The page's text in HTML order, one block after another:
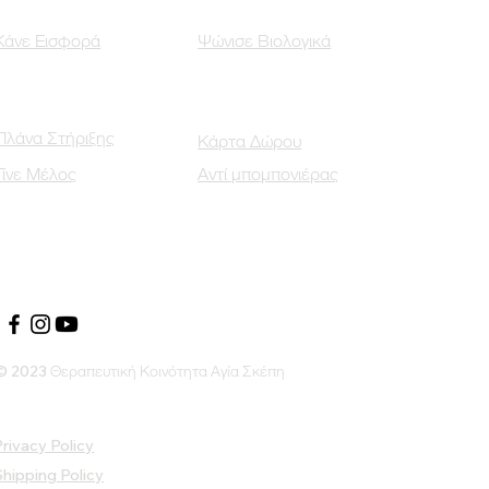
Εισφορά Ψώνισε Βιολογικά
Στήριξης
Μέλος
Κάρτα Δώρου
Αντί μπομπονιέρας
2023 Θεραπευτική Κοινότητα Αγία Σκέπη
Policy
Policy